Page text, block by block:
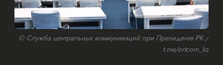
© Служба центральных коммуникаций при Президенте РК /
t.me/ortcom_kz